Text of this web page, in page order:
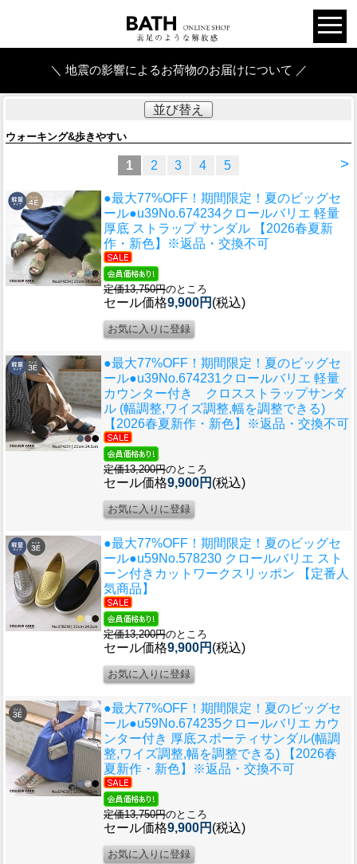
＼ 地震の影響によるお荷物のお届けについて ／
並び替え
ウォーキング&歩きやすい
>
1 2 3 4 5
●最大77%OFF！期間限定！夏のビッグセ
ール●u39No.674234クロールバリエ 軽量
厚底 ストラップ サンダル 【2026春夏新
作・新色】※返品・交換不可
定価13,750円のところ
セール価格9,900円 (税込)
●最大77%OFF！期間限定！夏のビッグセ
ール●u39No.674231クロールバリエ 軽量
カウンター付き クロスストラップサンダ
ル (幅調整,ワイズ調整,幅を調整できる)
【2026春夏新作・新色】※返品・交換不可
定価13,200円のところ
セール価格9,900円 (税込)
●最大77%OFF！期間限定！夏のビッグセ
ール●u59No.578230 クロールバリエ スト
ーン付きカットワークスリッポン 【定番人
気商品】
定価13,200円のところ
セール価格9,900円 (税込)
●最大77%OFF！期間限定！夏のビッグセ
ール●u59No.674235クロールバリエ カウ
ンター付き 厚底スポーティサンダル(幅調
整,ワイズ調整,幅を調整できる) 【2026春
夏新作・新色】※返品・交換不可
定価13,750円のところ
セール価格9,900円 (税込)